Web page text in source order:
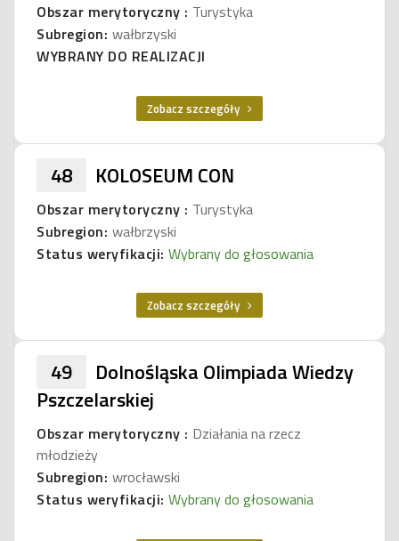
Obszar merytoryczny : Turystyka
Subregion: wałbrzyski
WYBRANY DO REALIZACJI
Zobacz szczegóły
48 KOLOSEUM CON
Obszar merytoryczny : Turystyka
Subregion: wałbrzyski
Status weryfikacji: Wybrany do głosowania
Zobacz szczegóły
49
Dolnośląska Olimpiada Wiedzy
Pszczelarskiej
Obszar merytoryczny : Działania na rzecz
młodzieży
Subregion: wrocławski
Status weryfikacji: Wybrany do głosowania